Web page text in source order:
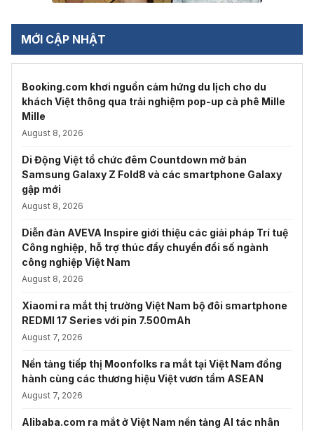
MỚI CẬP NHẬT
Booking.com khơi nguồn cảm hứng du lịch cho du
khách Việt thông qua trải nghiệm pop-up cà phê Mille
Mille
August 8, 2026
Di Động Việt tổ chức đêm Countdown mở bán
Samsung Galaxy Z Fold8 và các smartphone Galaxy
gập mới
August 8, 2026
Diễn đàn AVEVA Inspire giới thiệu các giải pháp Trí tuệ
Công nghiệp, hỗ trợ thúc đẩy chuyển đổi số ngành
công nghiệp Việt Nam
August 8, 2026
Xiaomi ra mắt thị trường Việt Nam bộ đôi smartphone
REDMI 17 Series với pin 7.500mAh
August 7, 2026
Nền tảng tiếp thị Moonfolks ra mắt tại Việt Nam đồng
hành cùng các thương hiệu Việt vươn tầm ASEAN
August 7, 2026
Alibaba.com ra mắt ở Việt Nam nền tảng AI tác nhân